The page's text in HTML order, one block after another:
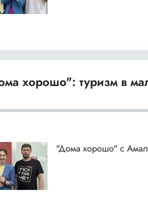
хорошо": туризм в
"Дома хорошо" с